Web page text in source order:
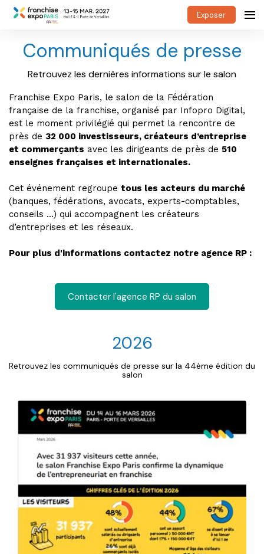
Exposer
Communiqués de presse
Retrouvez les dernières informations sur le salon
Franchise Expo Paris, le salon de la Fédération
française de la franchise, organisé par Infopro Digital,
est le moment privilégié qui permet la rencontre de
près de 32 000 investisseurs, créateurs d’entreprise
et commerçants avec les dirigeants de près de 510
enseignes françaises et internationales.
Cet événement regroupe tous les acteurs du marché
(banques, fédérations, avocats, experts-comptables,
conseils ...) qui accompagnent les créateurs
d’entreprises et les réseaux.
Pour plus d'informations contactez notre agence RP :
Contacter l'agence RP du salon
2026
Retrouvez les communiqués de presse sur la 44ème édition du
salon